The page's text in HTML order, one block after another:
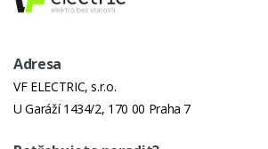
Adresa
VF ELECTRIC, s.r.o.
U Garáží 1434/2, 170 00 Praha 7